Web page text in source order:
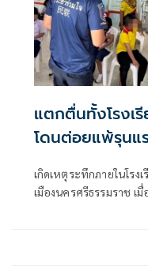
แตกตื่นทั้งโรงเ
โดนต่อยแพ้รุนแ
เกิดเหตุระทึกภายในโร
เมืองนครศรีธรรมราช เ